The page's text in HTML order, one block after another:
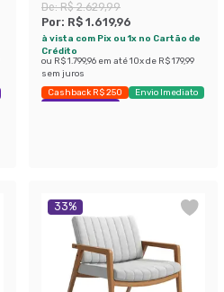
De:R$ 2.629,99
Por: R$ 1.619,96
à vista com Pix ou 1x no Cartão de
Crédito
ou R$ 1.799,96 em até10x de R$ 179,99
sem juros
Cashback R$ 250
Envio Imediato
Economize 38%
33%